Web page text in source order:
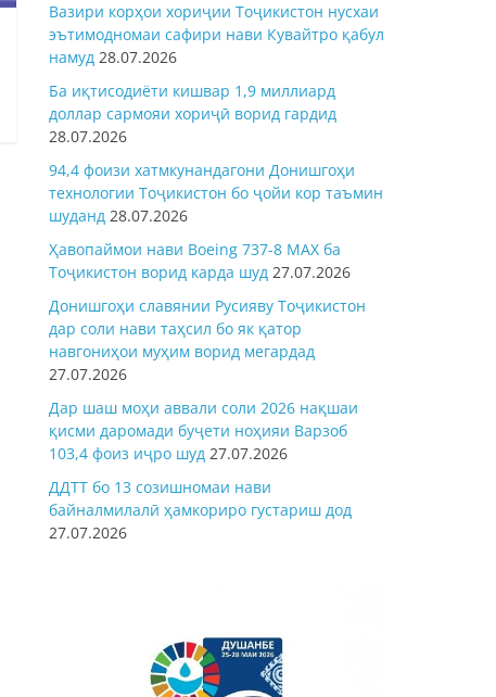
Вазири корҳои хориҷии Тоҷикистон нусхаи
эътимодномаи сафири нави Кувайтро қабул
намуд 28.07.2026
Ба иқтисодиёти кишвар 1,9 миллиард
доллар сармояи хориҷӣ ворид гардид
28.07.2026
94,4 фоизи хатмкунандагони Донишгоҳи
технологии Тоҷикистон бо ҷойи кор таъмин
шуданд 28.07.2026
Ҳавопаймои нави Boeing 737-8 MAX ба
Тоҷикистон ворид карда шуд 27.07.2026
Донишгоҳи славянии Русияву Тоҷикистон
дар соли нави таҳсил бо як қатор
навгониҳои муҳим ворид мегардад
27.07.2026
Дар шаш моҳи аввали соли 2026 нақшаи
қисми даромади буҷети ноҳияи Варзоб
103,4 фоиз иҷро шуд 27.07.2026
ДДТТ бо 13 созишномаи нави
байналмилалӣ ҳамкориро густариш дод
27.07.2026